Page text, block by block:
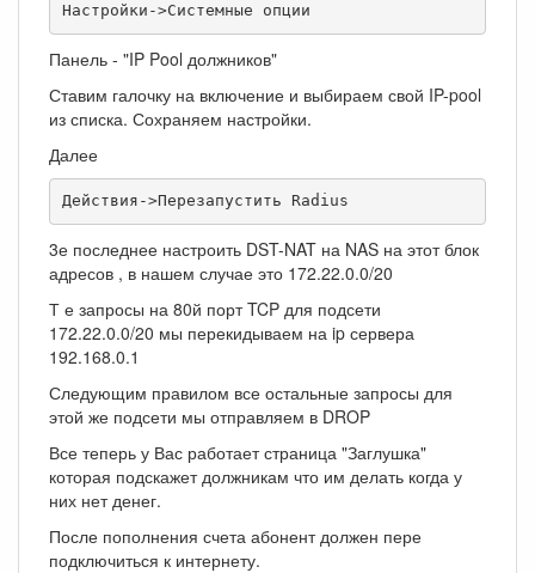
Настройки->Системные опции
Панель - "IP Pool должников"
Ставим галочку на включение и выбираем свой IP-pool
из списка. Сохраняем настройки.
Далее
Действия->Перезапустить Radius
3е последнее настроить DST-NAT на NAS на этот блок
адресов , в нашем случае это 172.22.0.0/20
Т е запросы на 80й порт TCP для подсети
172.22.0.0/20 мы перекидываем на ip сервера
192.168.0.1
Следующим правилом все остальные запросы для
этой же подсети мы отправляем в DROP
Все теперь у Вас работает страница "Заглушка"
которая подскажет должникам что им делать когда у
них нет денег.
После пополнения счета абонент должен пере
подключиться к интернету.